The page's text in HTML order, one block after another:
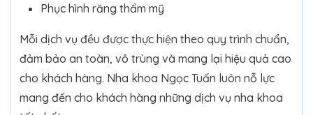
Phục hình răng thẩm mỹ
Mỗi dịch vụ đều được thực hiện theo quy trình chuẩn,
đảm bảo an toàn, vô trùng và mang lại hiệu quả cao
cho khách hàng. Nha khoa Ngọc Tuấn luôn nỗ lực
mang đến cho khách hàng những dịch vụ nha khoa